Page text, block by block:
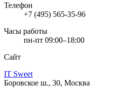
Телефон
+7 (495) 565-35-96
Часы работы
пн-пт 09:00–18:00
Сайт
IT Sweet
Боровское ш., 30, Москва